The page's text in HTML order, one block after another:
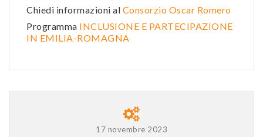
Chiedi informazioni al Consorzio Oscar Romero
Programma INCLUSIONE E PARTECIPAZIONE
IN EMILIA-ROMAGNA
17 novembre 2023